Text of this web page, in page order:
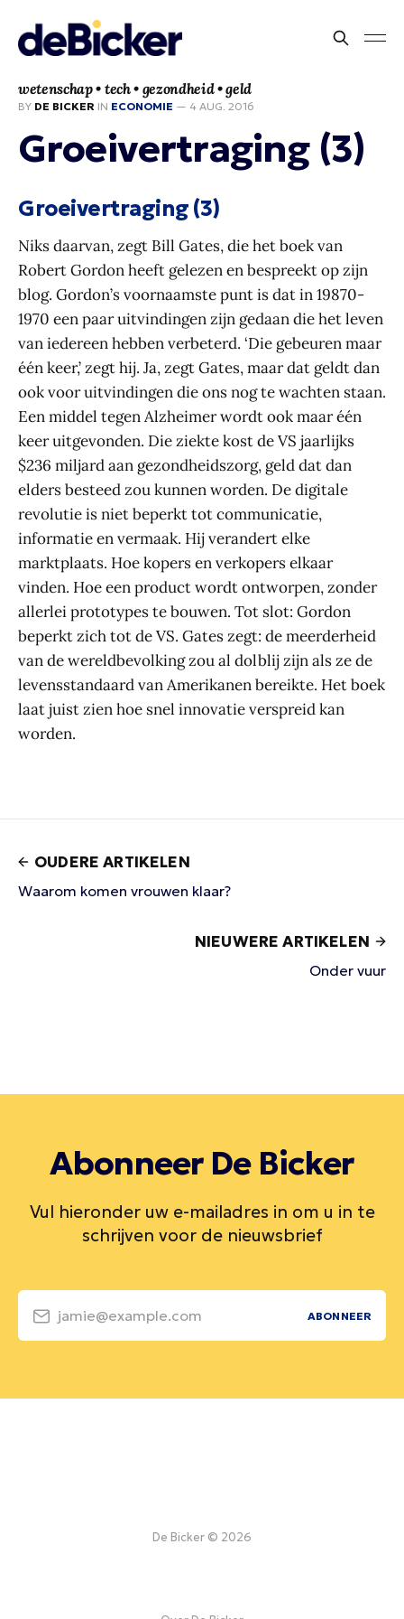
wetenschap • tech • gezondheid • geld
BY DE BICKER IN ECONOMIE — 4 AUG. 2016
Groeivertraging (3)
Groeivertraging (3)
Niks daarvan, zegt Bill Gates, die het boek van
Robert Gordon heeft gelezen en bespreekt op zijn
blog. Gordon’s voornaamste punt is dat in 19870-
1970 een paar uitvindingen zijn gedaan die het leven
van iedereen hebben verbeterd. ‘Die gebeuren maar
één keer,’ zegt hij. Ja, zegt Gates, maar dat geldt dan
ook voor uitvindingen die ons nog te wachten staan.
Een middel tegen Alzheimer wordt ook maar één
keer uitgevonden. Die ziekte kost de VS jaarlijks
$236 miljard aan gezondheidszorg, geld dat dan
elders besteed zou kunnen worden. De digitale
revolutie is niet beperkt tot communicatie,
informatie en vermaak. Hij verandert elke
marktplaats. Hoe kopers en verkopers elkaar
vinden. Hoe een product wordt ontworpen, zonder
allerlei prototypes te bouwen. Tot slot: Gordon
beperkt zich tot de VS. Gates zegt: de meerderheid
van de wereldbevolking zou al dolblij zijn als ze de
levensstandaard van Amerikanen bereikte. Het boek
laat juist zien hoe snel innovatie verspreid kan
worden.
OUDERE ARTIKELEN
Waarom komen vrouwen klaar?
NIEUWERE ARTIKELEN
Onder vuur
Abonneer De Bicker
Vul hieronder uw e-mailadres in om u in te
schrijven voor de nieuwsbrief
jamie@example.com ABONNEER
De Bicker © 2026